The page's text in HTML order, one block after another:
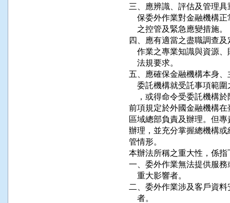
三、應辨識、評估及管理
保委外作業對金融機構
    之控管及緊急應變措施。
四、應有適當之盡職調查
作業之專業知識與資源
    法規要求。
五、應確保金融機構本身
委託機構就受託事項範
，或得命令受委託機構
前項規定於外國金融機構
區域總部負責及辦理。但
辦理，並充分掌握總機構
管情形。
本辦法所稱之重大性，係
一、委外作業無法提供服
    重大影響者。
二、委外作業涉及客戶資
    者。